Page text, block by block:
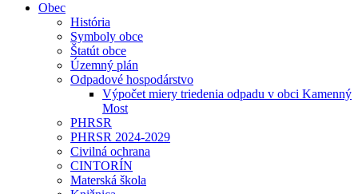
Obec
História
Symboly obce
Štatút obce
Územný plán
Odpadové hospodárstvo
Výpočet miery triedenia odpadu v obci Kamenný
Most
PHRSR
PHRSR 2024-2029
Civilná ochrana
CINTORÍN
Materská škola